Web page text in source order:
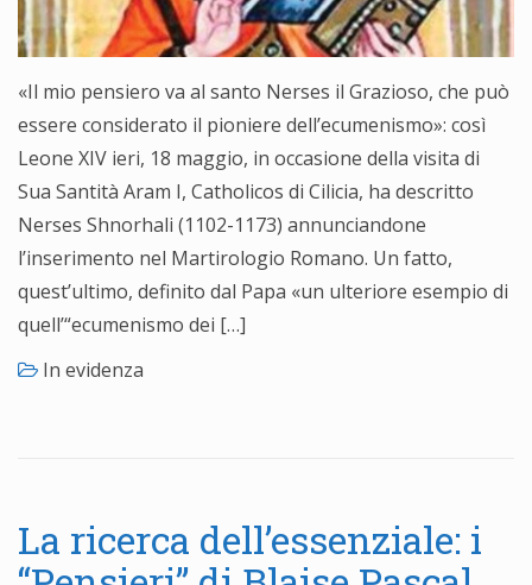
«Il mio pensiero va al santo Nerses il Grazioso, che può
essere considerato il pioniere dell’ecumenismo»: così
Leone XIV ieri, 18 maggio, in occasione della visita di
Sua Santità Aram I, Catholicos di Cilicia, ha descritto
Nerses Shnorhali (1102-1173) annunciandone
l’inserimento nel Martirologio Romano. Un fatto,
quest’ultimo, definito dal Papa «un ulteriore esempio di
quell’“ecumenismo dei […]
In evidenza
La ricerca dell’essenziale: i